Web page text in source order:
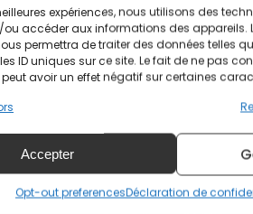
expériences, nous utilisons des
ou accéder aux informations des appareils.
permettra de traiter des données telles
ID uniques sur ce site. Le fait de ne pas
avoir un effet négatif sur certaines
Accepter
Opt-out preferencesDéclaration de
y a 4 semaines
d'Allemagne 2026, Qualifs : Marc
au Sachsenring